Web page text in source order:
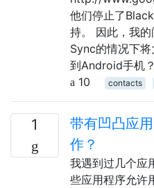
他们停止了
持。 因此，我
Sync的情况下
到Android手机？
10
contacts
1
带有凹凸应
作？
我遇到过几个应
些应用程序允许